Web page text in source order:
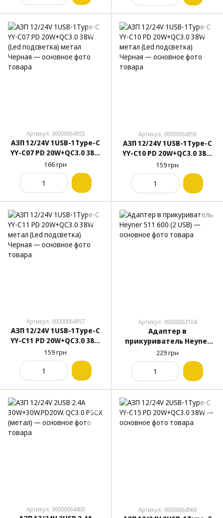
Артикул: 00000064955
АЗП 12/24V 1USB-1Type-C
YY-C07 PD 20W+QC3.0 38W
(Led подсветка) метал
Черная
166 грн
Артикул: 00000064956
АЗП 12/24V 1USB-1Type-C
YY-C10 PD 20W+QC3.0 38W
метал (Led подсветка)
Черная
159 грн
Артикул: 00000064957
АЗП 12/24V 1USB-1Type-C
YY-C11 PD 20W+QC3.0 38W
метал (Led подсветка)
Черная
159 грн
Артикул: 00000063104
Адаптер в
прикуриватель Heyner
511 600 (2 USB)
229 грн
Артикул: 00000064400 Артикул: 00000064960